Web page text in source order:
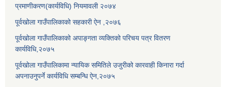
प्रमाणीकरण(कार्यविधि) नियमावली २०७४
पूर्वखोला गाउँपालिकाको सहकारी ऐन ,२०७६
पूर्वखोला गाउँपालिकाको अपाङ्गता व्यक्तिको परिचय पत्र वितरण
कार्यविधि,२०७५
पूर्वखोला गाउँपालिकामा न्यायिक समितिले उजुरीको कारवाही किनारा गर्दा
अपनाउनुपर्ने कार्यविधि सम्बन्धि ऐन,२०७५